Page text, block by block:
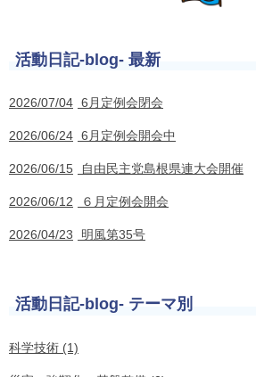
活動日記-blog- 最新
2026/07/04 6月定例会閉会
2026/06/24 6月定例会開会中
2026/06/15 自由民主党島根県連大会開催
2026/06/12 ６月定例会開会
2026/04/23 明風第35号
活動日記-blog- テーマ別
科学技術 (1)